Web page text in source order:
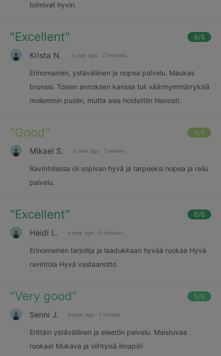
toimivat hyvin.
"Excellent" 6/6
Krista N. a year ago · 2 reviews
Erinomainen, ystävällinen ja nopea palvelu. Maukas
brunssi. Toisen annoksen kanssa tuli väärinymmärryksiä
molemmin puolin, mutta asia hoidettiin hienosti.
"Good" 4/6
Mikael S. a year ago · 1 review
Ravintolassa oli sopivan hyvä ja tarpeeksi nopea ja reilu
palvelu.
"Excellent" 6/6
Heidi L. a year ago · 4 reviews
Erinomainen tarjoilija ja laadukkaan hyvää ruokaa Hyvä
ravintola Hyvä vastaanotto
"Very good" 5/6
Senni J. a year ago · 1 review
Erittäin ystävällinen ja eleetön palvelu. Maistuvaa
ruokaa! Mukava ja viihtyisä ilmapiiri